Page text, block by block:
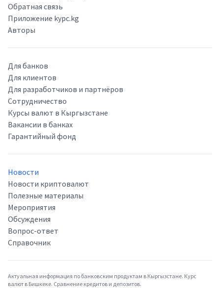
Обратная связь
Приложение kypc.kg
Авторы
Для банков
Для клиентов
Для разработчиков и партнёров
Сотрудничество
Курсы валют в Кыргызстане
Вакансии в банках
Гарантийный фонд
Новости
Новости криптовалют
Полезные материалы
Мероприятия
Обсуждения
Вопрос-ответ
Справочник
Актуальная информация по банковским продуктам в Кыргызстане. Курс
валют в Бишкеке. Сравнение кредитов и депозитов.